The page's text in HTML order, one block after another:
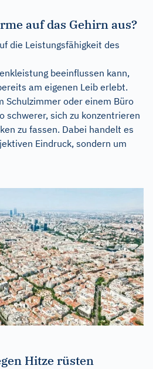
auf das Gehirn aus?
die Leistungsfähigkeit des
beeinflussen kann,
am eigenen Leib erlebt.
Schulzimmer oder einem Büro
schwerer, sich zu konzentrieren
zu fassen. Dabei handelt es
Eindruck, sondern um
Hitze rüsten